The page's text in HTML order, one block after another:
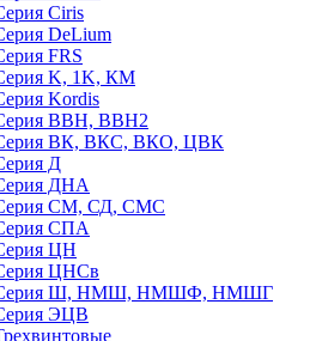
Ciris
DeLium
FRS
K, 1K, КМ
Kordis
ВВН, ВВН2
ВК, ВКС, ВКО, ЦВК
Д
ДНА
СМ, СД, СМС
СПА
ЦН
ЦНСв
Ш, НМШ, НМШФ, НМШГ
ЭЦВ